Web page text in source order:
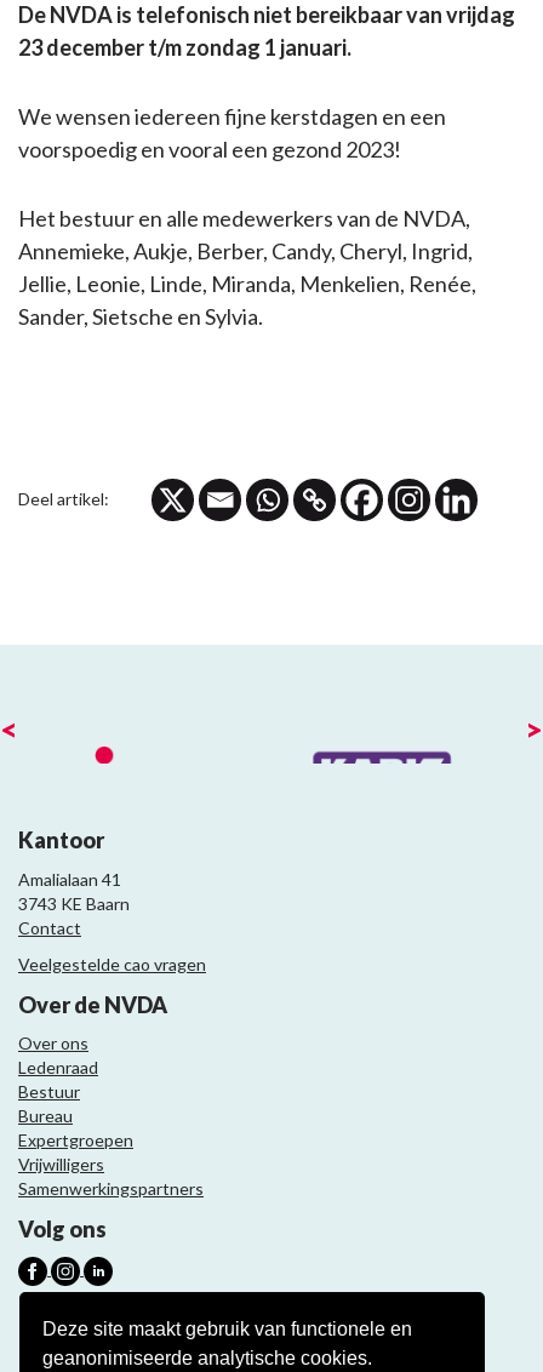
Deze site maakt gebruik van functionele en
geanonimiseerde analytische cookies.
De NVDA is telefonisch niet bereikbaar van vrijdag
23 december t/m zondag 1 januari.
We wensen iedereen fijne kerstdagen en een
voorspoedig en vooral een gezond 2023!
Het bestuur en alle medewerkers van de NVDA,
Annemieke, Aukje, Berber, Candy, Cheryl, Ingrid,
Jellie, Leonie, Linde, Miranda, Menkelien, Renée,
Sander, Sietsche en Sylvia.
Deel artikel:
< >
Kantoor
Amalialaan 41
3743 KE Baarn
Contact
Veelgestelde cao vragen
Over de NVDA
Over ons
Ledenraad
Bestuur
Bureau
Expertgroepen
Vrijwilligers
Samenwerkingspartners
Volg ons
Nieuwsbrief